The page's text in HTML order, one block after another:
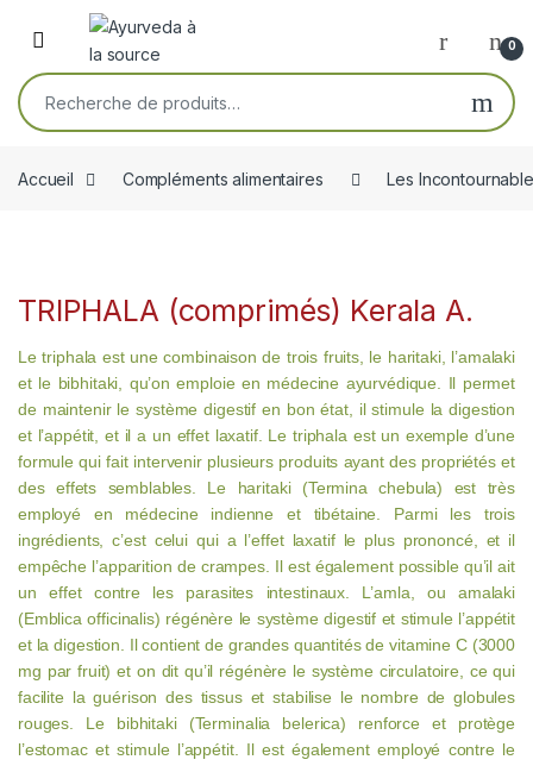
Skip to navigation
Skip to content
Open 0
Recherche pour :
Accueil Compléments alimentaires Les
TRIPHALA (comprimés) Kerala A.
Le triphala est une combinaison de trois fruits, le haritaki, l’amalaki
et le bibhitaki, qu’on emploie en médecine ayurvédique. Il permet
de maintenir le système digestif en bon état, il stimule la digestion
et l’appétit, et il a un effet laxatif. Le triphala est un exemple d’une
formule qui fait intervenir plusieurs produits ayant des propriétés et
des effets semblables. Le haritaki (Termina chebula) est très
employé en médecine indienne et tibétaine. Parmi les trois
ingrédients, c’est celui qui a l’effet laxatif le plus prononcé, et il
empêche l’apparition de crampes. Il est également possible qu’il ait
un effet contre les parasites intestinaux. L’amla, ou amalaki
(Emblica officinalis) régénère le système digestif et stimule l’appétit
et la digestion. Il contient de grandes quantités de vitamine C (3000
mg par fruit) et on dit qu’il régénère le système circulatoire, ce qui
facilite la guérison des tissus et stabilise le nombre de globules
rouges. Le bibhitaki (Terminalia belerica) renforce et protège
l’estomac et stimule l’appétit. Il est également employé contre le